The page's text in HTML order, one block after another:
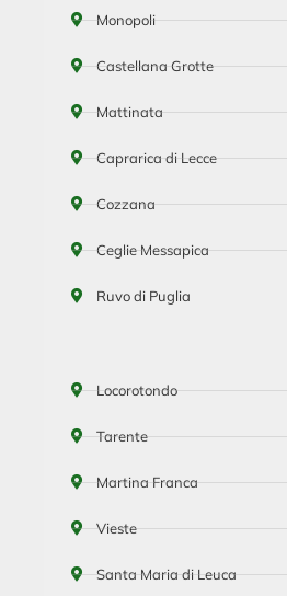
Monopoli
Castellana Grotte
Mattinata
Caprarica di Lecce
Cozzana
Ceglie Messapica
Ruvo di Puglia
Locorotondo
Tarente
Martina Franca
Vieste
Santa Maria di Leuca